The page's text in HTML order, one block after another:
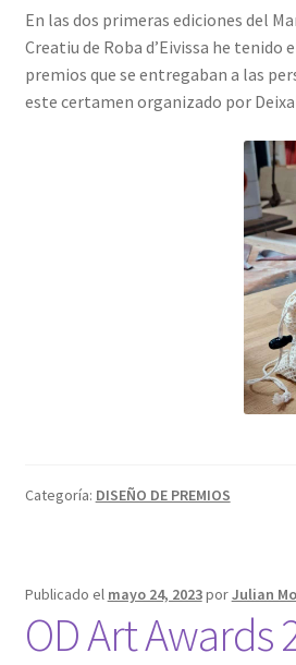
En las dos primeras ediciones del
Creatiu de Roba d’Eivissa he tenido
premios que se entregaban a las
este certamen organizado por
Categoría: DISEÑO DE PREMIOS
Publicado el mayo 24, 2023porJulian
OD Art Awards